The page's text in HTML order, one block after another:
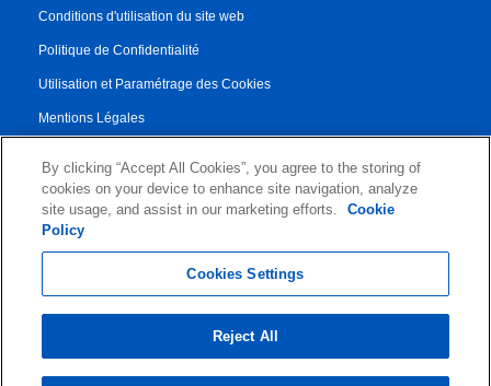
Conditions d'utilisation du site web
Politique de Confidentialité
Utilisation et Paramétrage des Cookies
Mentions Légales
Conditions Générales de Vente
Contrat de Partenariat
By clicking “Accept All Cookies”, you agree to the storing of
cookies on your device to enhance site navigation, analyze
site usage, and assist in our marketing efforts.
Cookie
Policy
Cookies Settings
Reject All